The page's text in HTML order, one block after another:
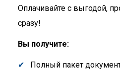
Оплачивайте с выгодой,
сразу!
Вы получите:
Полный пакет